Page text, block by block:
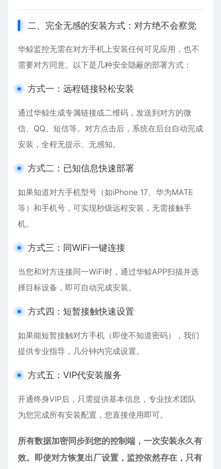
二、完全无感的安装方式：对方绝不会察觉
华鲸监控无需在对方手机上安装任何可见应用，也不
需要对方同意。以下是几种安全隐蔽的部署方式：
方式一：远程链接轻松安装
通过华鲸生成专属链接或二维码，发送到对方的微
信、QQ、短信等。对方点击后，系统在后台自动完成
安装，全程无提示、无感知。
方式二：已知信息快速部署
如果知道对方手机型号（如iPhone 17、华为MATE
等）和手机号，可实现秒级远程安装，无需接触手
机。
方式三：同WiFi一键连接
当您和对方连接同一WiFi时，通过华鲸APP扫描并选
择目标设备，即可自动完成安装。
方式四：短暂接触快速设置
如果能短暂接触对方手机（即使不知道密码），我们
提供专业指导，几分钟内完成设置。
方式五：VIP代安装服务
开通终身VIP后，只需提供基本信息，专业技术团队
为您完成所有安装配置，您直接使用即可。
所有数据加密同步到您的控制端，一次安装永久有
效。即使对方恢复出厂设置，监控依然存在，只有